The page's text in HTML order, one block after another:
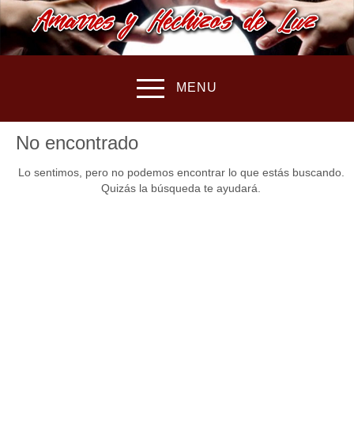
MENU
No encontrado
Lo sentimos, pero no podemos encontrar lo que estás buscando.
Quizás la búsqueda te ayudará.